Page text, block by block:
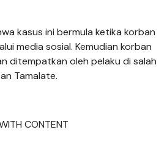
kasus ini bermula ketika korban
media sosial. Kemudian korban
ditempatkan oleh pelaku di salah
Tamalate.
CONTENT